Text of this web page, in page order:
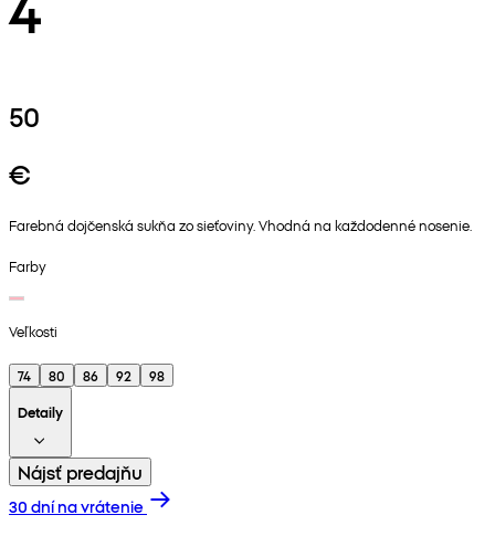
50
€
Farebná dojčenská sukňa zo sieťoviny. Vhodná na každodenné nosenie.
Farby
Veľkosti
74 80 86 92
98
Detaily
Nájsť predajňu
30 dní na vrátenie